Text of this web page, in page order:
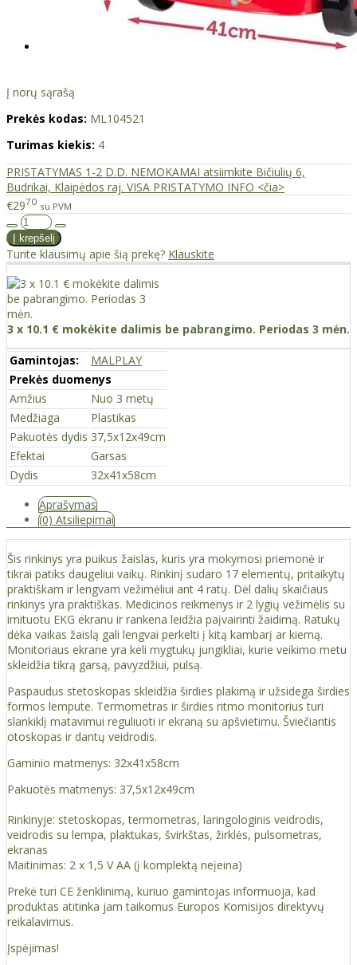
Į norų sąrašą
Prekės kodas: ML104521
Turimas kiekis: 4
PRISTATYMAS 1-2 D.D. NEMOKAMAI atsiimkite Bičiulių 6,
Budrikai, Klaipėdos raj. VISA PRISTATYMO INFO <čia>
€2970 su PVM
Turite klausimų apie šią prekę? Klauskite
3 x 10.1 € mokėkite dalimis be pabrangimo. Periodas 3 mėn.
Gamintojas:
MALPLAY
Prekės duomenys
Amžius
Nuo 3 metų
Medžiaga
Plastikas
Pakuotės dydis 37,5x12x49cm
Efektai
Garsas
Dydis
32x41x58cm
Aprašymas
(0) Atsiliepimai
Šis rinkinys yra puikus žaislas, kuris yra mokymosi priemonė ir
tikrai patiks daugeliui vaikų. Rinkinį sudaro 17 elementų, pritaikytų
praktiškam ir lengvam vežimėliui ant 4 ratų. Dėl dalių skaičiaus
rinkinys yra praktiškas. Medicinos reikmenys ir 2 lygių vežimėlis su
imituotu EKG ekranu ir rankena leidžia paįvairinti žaidimą. Ratukų
dėka vaikas žaislą gali lengvai perkelti į kitą kambarį ar kiemą.
Monitoriaus ekrane yra keli mygtukų jungikliai, kurie veikimo metu
skleidžia tikrą garsą, pavyzdžiui, pulsą.
Paspaudus stetoskopas skleidžia širdies plakimą ir užsidega širdies
formos lempute. Termometras ir širdies ritmo monitorius turi
slankiklį matavimui reguliuoti ir ekraną su apšvietimu. Šviečiantis
otoskopas ir dantų veidrodis.
Gaminio matmenys: 32x41x58cm
Pakuotės matmenys: 37,5x12x49cm
Rinkinyje: stetoskopas, termometras, laringologinis veidrodis,
veidrodis su lempa, plaktukas, švirkštas, žirklės, pulsometras,
ekranas
Maitinimas: 2 x 1,5 V AA (į komplektą neįeina)
Prekė turi CE ženklinimą, kuriuo gamintojas informuoja, kad
produktas atitinka jam taikomus Europos Komisijos direktyvų
reikalavimus.
Įspėjimas!